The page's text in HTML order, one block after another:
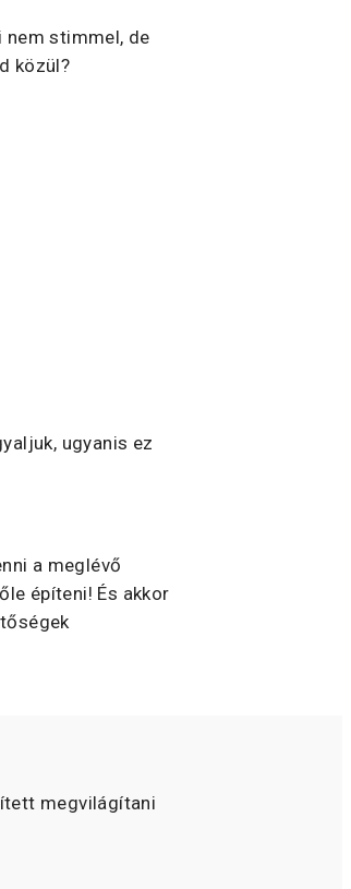
nem stimmel, de
közül?
ugyanis ez
a meglévő
építeni! És akkor
megvilágítani